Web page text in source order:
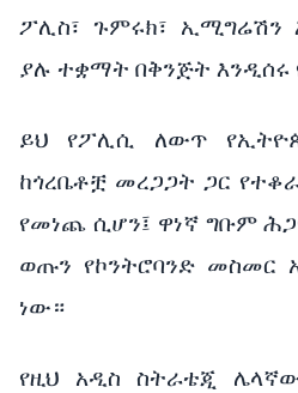
ፖሊስ፣ ጉምሩክ፣ ኢሚግሬሽን
ያሉ ተቋማት በቅንጅት እንዲሰሩ
ይህ የፖሊሲ ለውጥ
ከጎረቤቶቿ መረጋጋት ጋር
የመነጨ ሲሆን፤ ዋነኛ ግቡም
ወጡን የኮንትሮባንድ መስመር
ነው።
የዚህ አዲስ ስትራቴጂ